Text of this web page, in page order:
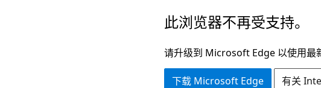
此浏览器不再受支持。
请升级到 Microsoft Edge 以使用最
下载 Microsoft Edge 有关